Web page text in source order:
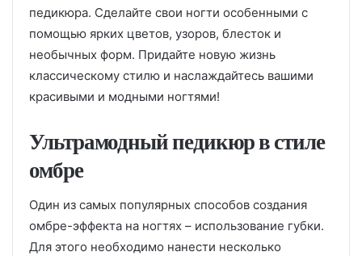
педикюра. Сделайте свои ногти особенными с
помощью ярких цветов, узоров, блесток и
необычных форм. Придайте новую жизнь
классическому стилю и наслаждайтесь вашими
красивыми и модными ногтями!
Ультрамодный педикюр в стиле
омбре
Один из самых популярных способов создания
омбре-эффекта на ногтях – использование губки.
Для этого необходимо нанести несколько